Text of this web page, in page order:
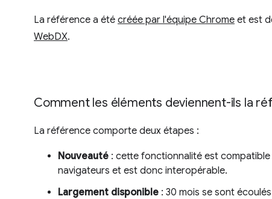
La référence a été créée par l'équipe Chrome et est
WebDX.
Comment les éléments deviennent-ils la
La référence comporte deux étapes :
Nouveauté : cette fonctionnalité est
navigateurs et est donc interopérable.
Largement disponible : 30 mois se sont